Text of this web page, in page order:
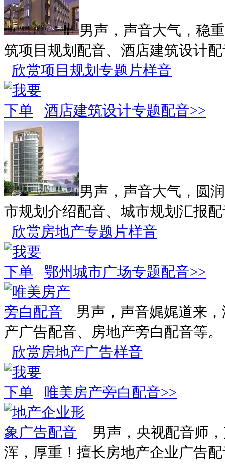
男声，声音大气，稳
筑项目规划配音、酒店建筑设计
欣赏项目规划专题片样音
酒店建筑设计专题配音>>
男声，声音大气，圆
市规划介绍配音、城市规划汇报
欣赏房地产专题片样音
鄂州城市广场专题配音>>
男声，声音娓娓道来
产广告配音、房地产旁白配音等。
欣赏房地产广告样音
唯美房产旁白配音>>
男声，央视配音师
浑，厚重！擅长房地产企业广告